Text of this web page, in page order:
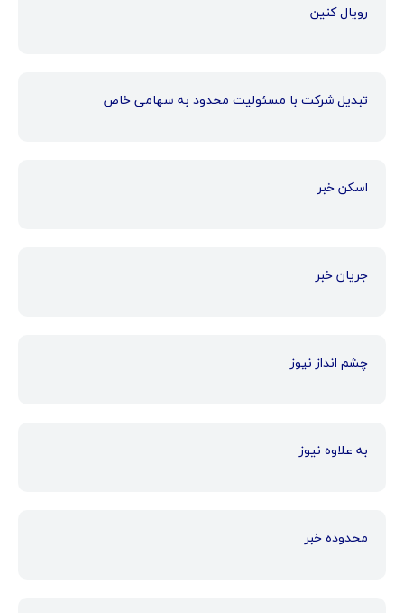
رویال کنین
تبدیل شرکت با مسئولیت محدود به سهامی خاص
اسکن خبر
جریان خبر
چشم انداز نیوز
به علاوه نیوز
محدوده خبر